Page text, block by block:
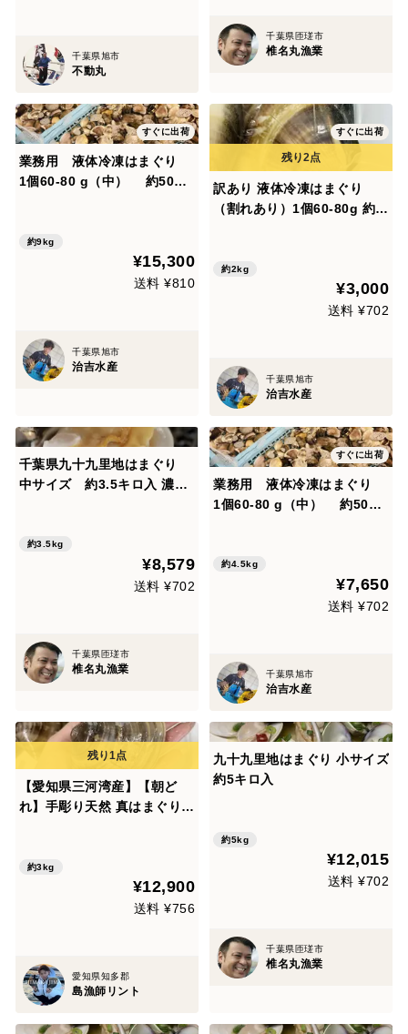
千葉県旭市
不動丸
千葉県匝瑳市
椎名丸漁業
すぐに出荷
業務用 液体冷凍はまぐり
1個60-80 g（中） 約500g
約9kg
¥15,300
送料 ¥810
千葉県旭市
治吉水産
すぐに出荷
訳あり 液体冷凍はまぐり
（割れあり）1個60-80g 約5
約2kg
¥3,000
送料 ¥702
千葉県旭市
治吉水産
千葉県九十九里地はまぐり
中サイズ 約3.5キロ入 濃厚
約3.5kg
¥8,579
送料 ¥702
千葉県匝瑳市
椎名丸漁業
すぐに出荷
業務用 液体冷凍はまぐり
1個60-80 g（中） 約500g
約4.5kg
¥7,650
送料 ¥702
千葉県旭市
治吉水産
【愛知県三河湾産】【朝ど
れ】手彫り天然 真はまぐり
蛤，焼蛤，酒蒸しがオススメ
お歳暮，ギフト，イベント、
約3kg
¥12,900
送料 ¥756
愛知県知多郡
島漁師リント
九十九里地はまぐり 小サイズ
約5キロ入
約5kg
¥12,015
送料 ¥702
千葉県匝瑳市
椎名丸漁業